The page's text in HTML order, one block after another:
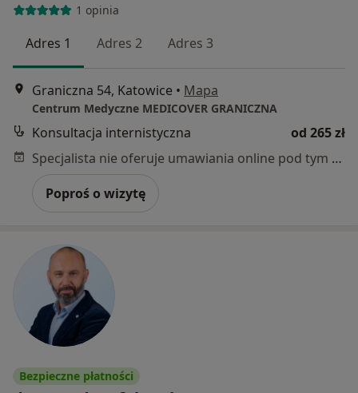
1 opinia
Adres 1 Adres 2 Adres 3
Graniczna 54, Katowice • Mapa
Centrum Medyczne MEDICOVER GRANICZNA
Konsultacja internistyczna
od 265 zł
Specjalista nie oferuje umawiania online pod tym adresem.
Poproś o wizytę
Bezpieczne płatności